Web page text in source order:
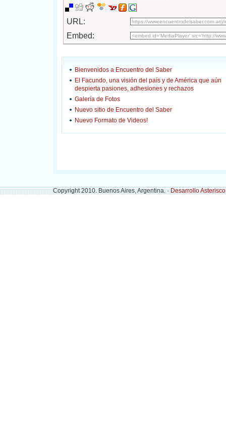
URL:
Embed:
Bienvenidos a Encuentro del Saber
El Facundo, una visión del país y de América que aún
despierta pasiones, adhesiones y rechazos
Galería de Fotos
Nuevo sitio de Encuentro del Saber
Nuevo Formato de Videos!
Copyright 2010. Buenos Aires, Argentina. ·Desarrollo